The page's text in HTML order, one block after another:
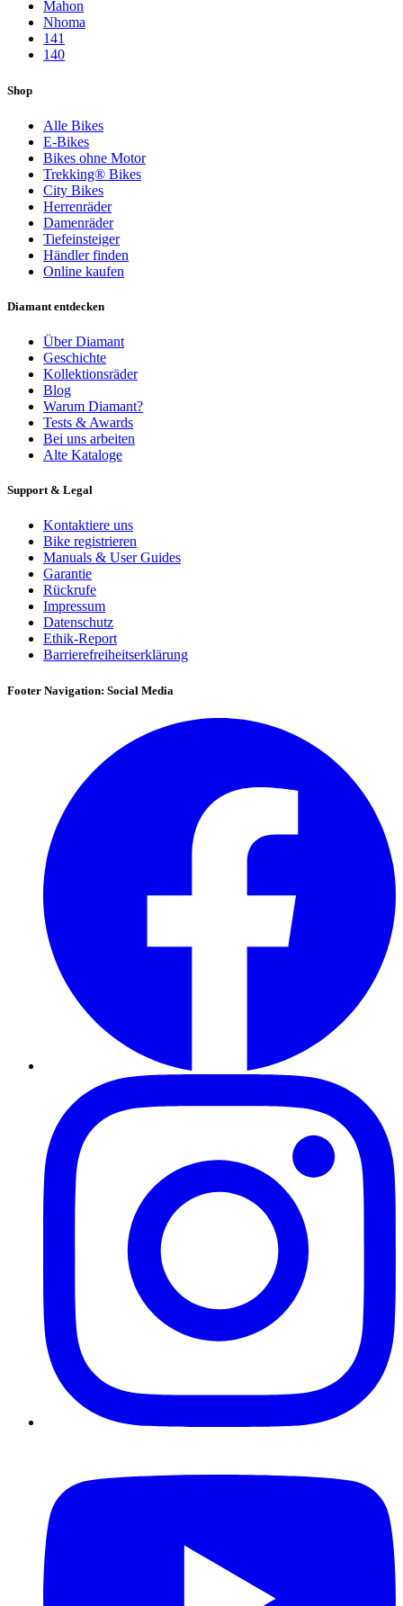
Mahon
Nhoma
141
140
Shop
Alle Bikes
E-Bikes
Bikes ohne Motor
Trekking® Bikes
City Bikes
Herrenräder
Damenräder
Tiefeinsteiger
Händler finden
Online kaufen
Diamant entdecken
Über Diamant
Geschichte
Kollektionsräder
Blog
Warum Diamant?
Tests & Awards
Bei uns arbeiten
Alte Kataloge
Support & Legal
Kontaktiere uns
Bike registrieren
Manuals & User Guides
Garantie
Rückrufe
Impressum
Datenschutz
Ethik-Report
Barrierefreiheitserklärung
Footer Navigation: Social Media